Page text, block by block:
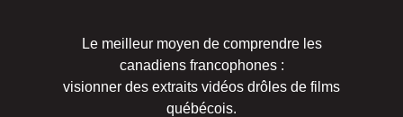
Le meilleur moyen de comprendre les
canadiens francophones :
visionner des extraits vidéos drôles de films
québécois.